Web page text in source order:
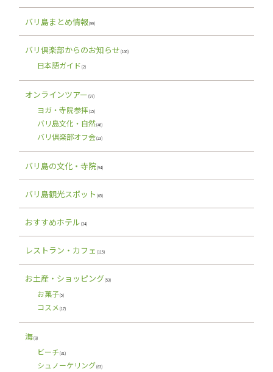
バリ島まとめ情報(99)
バリ倶楽部からのお知らせ (106)
日本語ガイド (2)
オンラインツアー (97)
ヨガ・寺院参拝 (15)
バリ島文化・自然(46)
バリ倶楽部オフ会(23)
バリ島の文化・寺院(94)
バリ島観光スポット (65)
おすすめホテル (24)
レストラン・カフェ (115)
お土産・ショッピング(53)
お菓子(5)
コスメ (17)
海(8)
ビーチ(31)
シュノーケリング(63)